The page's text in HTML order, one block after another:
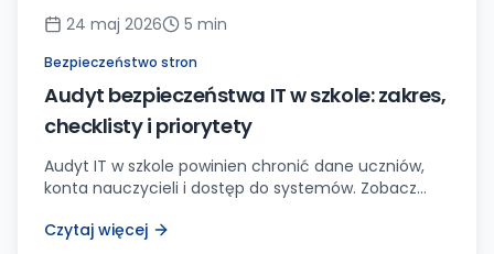
24 maj 2026 5 min
Bezpieczeństwo stron
Audyt bezpieczeństwa IT w szkole: zakres,
checklisty i priorytety
Audyt IT w szkole powinien chronić dane uczniów,
konta nauczycieli i dostęp do systemów. Zobacz
po audycie.
Czytaj więcej